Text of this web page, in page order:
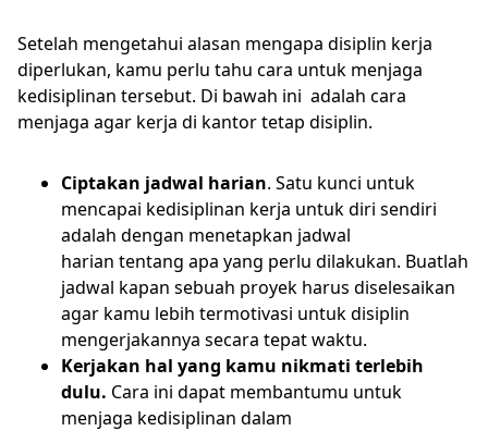
Setelah mengetahui alasan mengapa disiplin kerja
diperlukan, kamu perlu tahu cara untuk menjaga
kedisiplinan tersebut. Di bawah ini adalah cara
menjaga agar kerja di kantor tetap disiplin.
Ciptakan jadwal harian. Satu kunci untuk
mencapai kedisiplinan kerja untuk diri sendiri
adalah dengan menetapkan jadwal
harian tentang apa yang perlu dilakukan. Buatlah
jadwal kapan sebuah proyek harus diselesaikan
agar kamu lebih termotivasi untuk disiplin
mengerjakannya secara tepat waktu.
Kerjakan hal yang kamu nikmati terlebih
dulu. Cara ini dapat membantumu untuk
menjaga kedisiplinan dalam